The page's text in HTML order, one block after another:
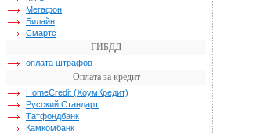
Мегафон
Билайн
Смартс
ГИБДД
оплата штрафов
Оплата за кредит
HomeCredit (ХоумКредит)
Русский Стандарт
Татфондбанк
Камкомбанк